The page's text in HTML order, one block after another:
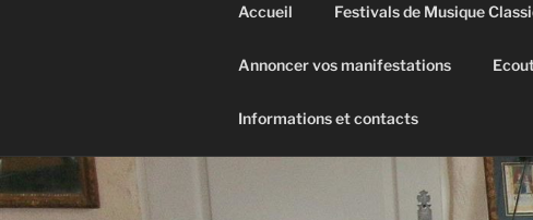
Accueil Festivals de Musique
Annoncer vos manifestations
Informations et contacts